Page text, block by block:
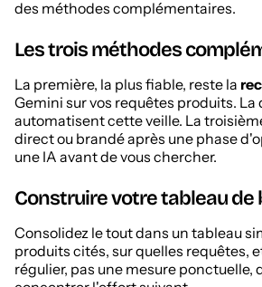
des méthodes complémentaires.
Les trois méthodes
La première, la plus fiable, reste la
Gemini sur vos requêtes produits.
automatisent cette veille. La
direct ou brandé après une phase
une IA avant de vous chercher.
Construire votre tableau de
Consolidez le tout dans un tableau
produits cités, sur quelles requêtes,
régulier, pas une mesure